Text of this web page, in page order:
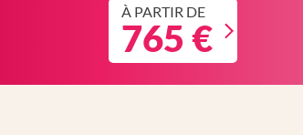
À PARTIR DE
765 €